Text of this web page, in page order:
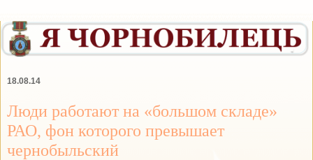
18.08.14
Люди работают на «большом складе»
РАО, фон которого превышает
чернобыльский